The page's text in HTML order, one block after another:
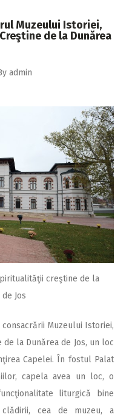
Muzeului Istoriei,
de la Dunărea
admin
creştine de la
Jos
Muzeului Istoriei,
la Dunărea de Jos, un loc
Capelei. În fostul Palat
capela avea un loc, o
liturgică bine
cea de muzeu, a